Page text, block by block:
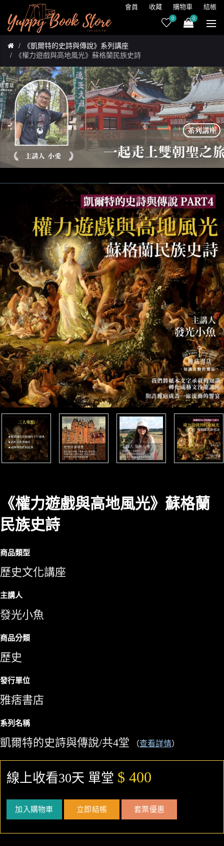
會員 收藏 購物車 結帳
0 0
《凱爾特的史詩與傳說》系列講座
《權力遊戲與高地風光》蘇格蘭民族史詩
《權力遊戲與高地風光》蘇格蘭
民族史詩
商品類型
歷史文化講座
主講人
發光小魚
商品分類
歷史
發行單位
雅痞書店
系列名稱
凱爾特的史詩與傳說/共4堂 （查看詳情）
線上收看30天 單堂 $ 400
加入購物車 立即結帳 套票優惠